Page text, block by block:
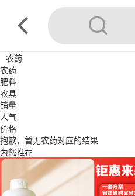
农药
农药
肥料
农具
销量
人气
价格
抱歉，暂无农药对应的结果
为您推荐